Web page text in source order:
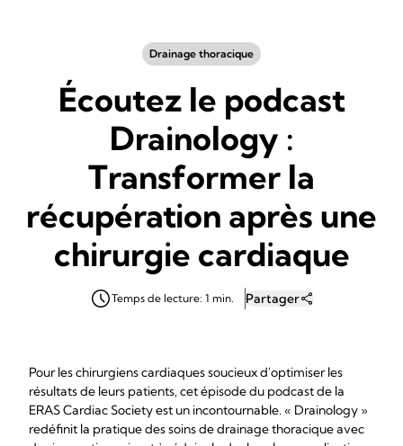
Drainage thoracique
Écoutez le podcast
Drainology :
Transformer la
récupération après une
chirurgie cardiaque
Temps de lecture: 1 min. Partager
Pour les chirurgiens cardiaques soucieux d'optimiser les
résultats de leurs patients, cet épisode du podcast de la
ERAS Cardiac Society est un incontournable. « Drainology »
redéfinit la pratique des soins de drainage thoracique avec